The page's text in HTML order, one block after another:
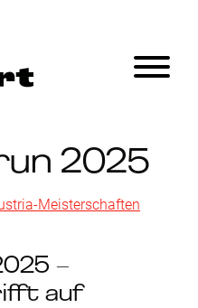
2025
Meisterschaften
–
auf